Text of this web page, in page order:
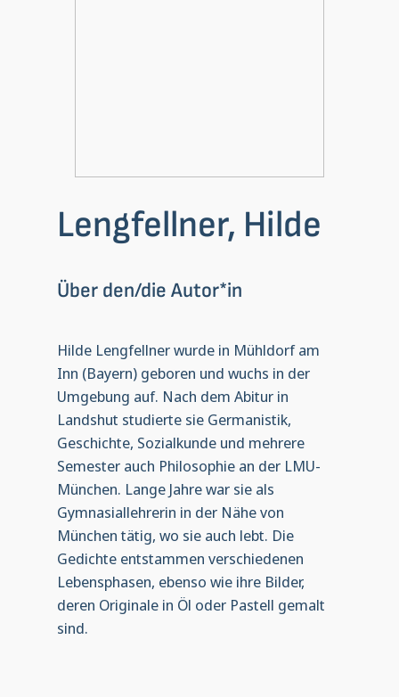
Lengfellner, Hilde
Über den/die Autor*in
Hilde Lengfellner wurde in Mühldorf am
Inn (Bayern) geboren und wuchs in der
Umgebung auf. Nach dem Abitur in
Landshut studierte sie Germanistik,
Geschichte, Sozialkunde und mehrere
Semester auch Philosophie an der LMU-
München. Lange Jahre war sie als
Gymnasiallehrerin in der Nähe von
München tätig, wo sie auch lebt. Die
Gedichte entstammen verschiedenen
Lebensphasen, ebenso wie ihre Bilder,
deren Originale in Öl oder Pastell gemalt
sind.